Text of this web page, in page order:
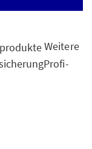
Weitere
Profi-